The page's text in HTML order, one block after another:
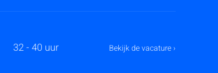
32 - 40 uur Bekijk de vacature ›